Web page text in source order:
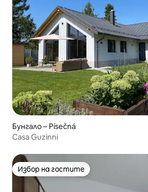
Бунгало – Písečná
Casa Guzinni
Избор на гостите
Избор на гостите